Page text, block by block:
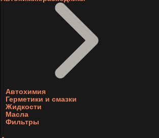
Автохимия
Герметики и смазки
Жидкости
Масла
Фильтры